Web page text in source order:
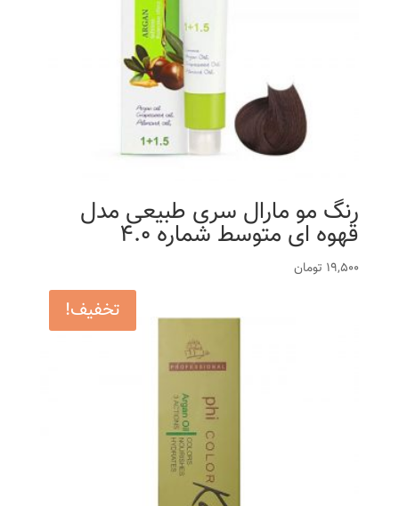
رنگ مو مارال سری طبیعی مدل
قهوه ای متوسط شماره 4.0
19,500 تومان
تخفیف!